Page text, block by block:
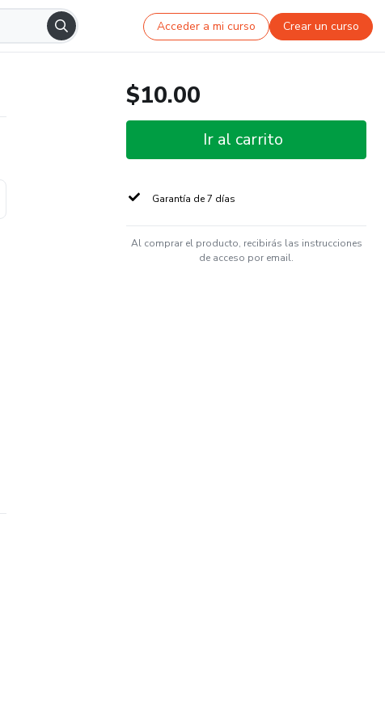
Acceder a mi curso Crear un curso
$10.00
Ir al carrito
Garantía de 7 días
Al comprar el producto, recibirás las instrucciones
de acceso por email.